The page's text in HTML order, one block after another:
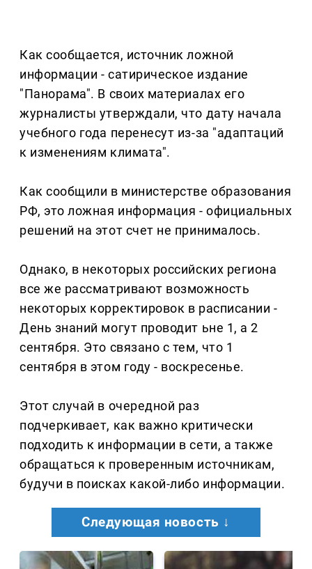
Как сообщается, источник ложной
информации - сатирическое издание
"Панорама". В своих материалах его
журналисты утверждали, что дату начала
учебного года перенесут из-за "адаптаций
к изменениям климата".
Как сообщили в министерстве образования
РФ, это ложная информация - официальных
решений на этот счет не принималось.
Однако, в некоторых российских региона
все же рассматривают возможность
некоторых корректировок в расписании -
День знаний могут проводит ьне 1, а 2
сентября. Это связано с тем, что 1
сентября в этом году - воскресенье.
Этот случай в очередной раз
подчеркивает, как важно критически
подходить к информации в сети, а также
обращаться к проверенным источникам,
будучи в поисках какой-либо информации.
Следующая новость ↓